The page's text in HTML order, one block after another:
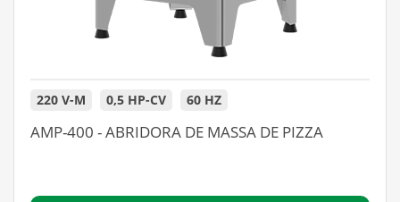
220 V-M 0,5 HP-CV 60 HZ
AMP-400 - ABRIDORA DE MASSA DE PIZZA